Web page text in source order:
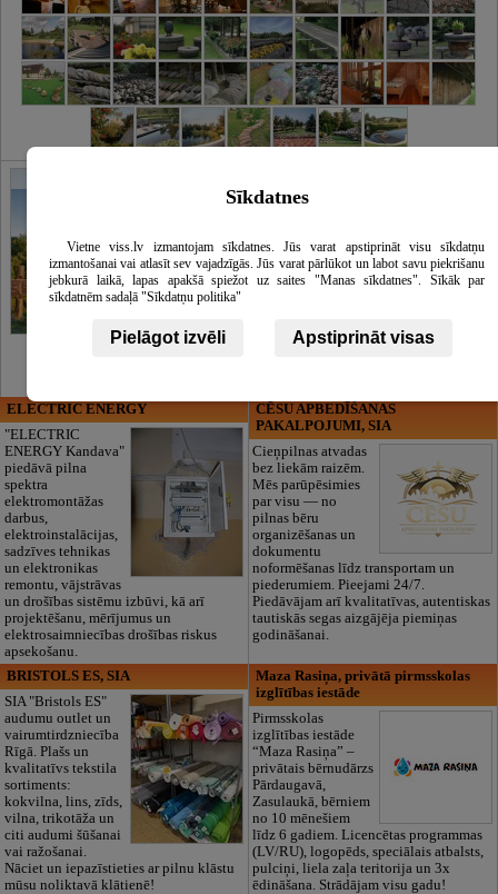
ELECTRIC ENERGY
"ELECTRIC
ENERGY Kandava"
piedāvā pilna
spektra
elektromontāžas
darbus,
elektroinstalācijas,
sadzīves tehnikas
un elektronikas
remontu, vājstrāvas
un drošības sistēmu izbūvi, kā arī
projektēšanu, mērījumus un
elektrosaimniecības drošības riskus
apsekošanu.
CĒSU APBEDĪŠANAS
PAKALPOJUMI, SIA
Cieņpilnas atvadas
bez liekām raizēm.
Mēs parūpēsimies
par visu — no
pilnas bēru
organizēšanas un
dokumentu
noformēšanas līdz transportam un
piederumiem. Pieejami 24/7.
Piedāvājam arī kvalitatīvas, autentiskas
tautiskās segas aizgājēja piemiņas
godināšanai.
BRISTOLS ES, SIA
SIA "Bristols ES"
audumu outlet un
vairumtirdzniecība
Rīgā. Plašs un
kvalitatīvs tekstila
sortiments:
kokvilna, lins, zīds,
vilna, trikotāža un
citi audumi šūšanai
vai ražošanai.
Nāciet un iepazīstieties ar pilnu klāstu
mūsu noliktavā klātienē!
Maza Rasiņa, privātā pirmsskolas
izglītības iestāde
Pirmsskolas
izglītības iestāde
“Maza Rasiņa” –
privātais bērnudārzs
Pārdaugavā,
Zasulaukā, bērniem
no 10 mēnešiem
līdz 6 gadiem. Licencētas programmas
(LV/RU), logopēds, speciālais atbalsts,
pulciņi, liela zaļa teritorija un 3x
ēdināšana. Strādājam visu gadu!
Sīkdatnes
Vietne viss.lv izmantojam sīkdatnes. Jūs varat apstiprināt visu sīkdatņu
izmantošanai vai atlasīt sev vajadzīgās. Jūs varat pārlūkot un labot savu piekrišanu
jebkurā laikā, lapas apakšā spiežot uz saites "Manas sīkdatnes". Sīkāk par
sīkdatnēm sadaļā "Sīkdatņu politika"
Pielāgot izvēli Apstiprināt visas